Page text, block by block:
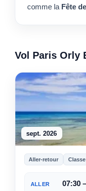
comme la Fête
Vol Paris Orly
sept. 2026
Aller-retour
ALLER 07:30